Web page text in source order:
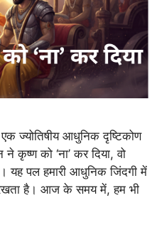
आधुनिक दृष्टिकोण
कृष्ण को ‘ना’ कर दिया, वो
यह पल हमारी आधुनिक जिंदगी में
है। आज के समय में, हम भी